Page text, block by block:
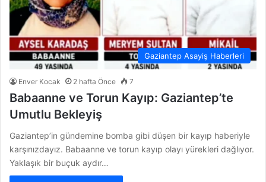
Gaziantep Asayiş Haberleri
Enver Kocak 2 hafta Önce 7
Babaanne ve Torun Kayıp: Gaziantep’te
Umutlu Bekleyiş
Gaziantep’in gündemine bomba gibi düşen bir kayıp haberiyle
karşınızdayız. Babaanne ve torun kayıp olayı yürekleri dağlıyor.
Yaklaşık bir buçuk aydır…